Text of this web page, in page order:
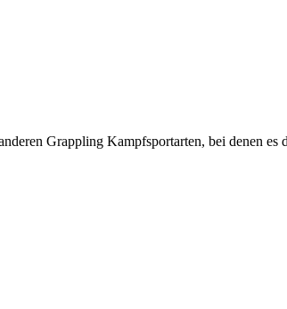
Grappling Kampfsportarten, bei denen es